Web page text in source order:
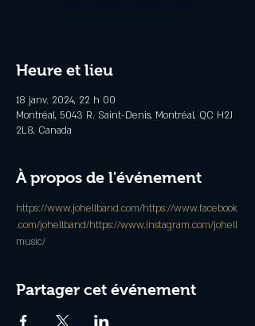
Heure et lieu
18 janv. 2024, 22 h 00
Montréal, 5043 R. Saint-Denis, Montréal, QC H2J
2L8, Canada
À propos de l'événement
https://www.johellband.com/https://www.facebook
.com/johellband/https://www.instagram.com/johell
music/
Partager cet événement